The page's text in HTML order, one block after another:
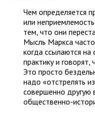
Чем определяется
или
тем, что они
Мысль Маркса
когда ссылаются
практику и
Это просто
надо «отстрелять
совершенно другую
общественно-